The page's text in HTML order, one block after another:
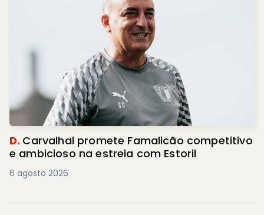
D. Carvalhal promete Famalicão competitivo
e ambicioso na estreia com Estoril
6 agosto 2026